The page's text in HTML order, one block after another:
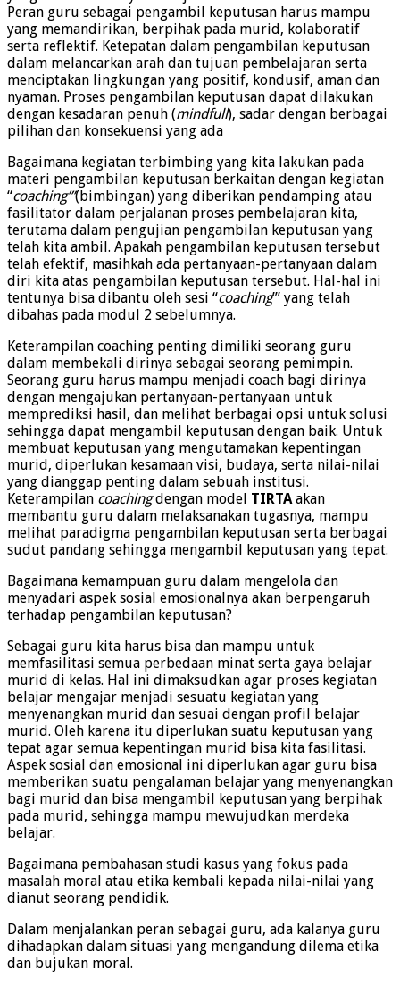
Peran guru sebagai pengambil keputusan harus mampu
yang memandirikan, berpihak pada murid, kolaboratif
serta reflektif. Ketepatan dalam pengambilan keputusan
dalam melancarkan arah dan tujuan pembelajaran serta
menciptakan lingkungan yang positif, kondusif, aman dan
nyaman. Proses pengambilan keputusan dapat dilakukan
dengan kesadaran penuh (mindfull), sadar dengan berbagai
pilihan dan konsekuensi yang ada
Bagaimana kegiatan terbimbing yang kita lakukan pada
materi pengambilan keputusan berkaitan dengan kegiatan
“coaching’”(bimbingan) yang diberikan pendamping atau
fasilitator dalam perjalanan proses pembelajaran kita,
terutama dalam pengujian pengambilan keputusan yang
telah kita ambil. Apakah pengambilan keputusan tersebut
telah efektif, masihkah ada pertanyaan-pertanyaan dalam
diri kita atas pengambilan keputusan tersebut. Hal-hal ini
tentunya bisa dibantu oleh sesi “coaching’” yang telah
dibahas pada modul 2 sebelumnya.
Keterampilan coaching penting dimiliki seorang guru
dalam membekali dirinya sebagai seorang pemimpin.
Seorang guru harus mampu menjadi coach bagi dirinya
dengan mengajukan pertanyaan-pertanyaan untuk
memprediksi hasil, dan melihat berbagai opsi untuk solusi
sehingga dapat mengambil keputusan dengan baik. Untuk
membuat keputusan yang mengutamakan kepentingan
murid, diperlukan kesamaan visi, budaya, serta nilai-nilai
yang dianggap penting dalam sebuah institusi.
Keterampilan coachingdengan model TIRTAakan
membantu guru dalam melaksanakan tugasnya, mampu
melihat paradigma pengambilan keputusan serta berbagai
sudut pandang sehingga mengambil keputusan yang tepat.
Bagaimana kemampuan guru dalam mengelola dan
menyadari aspek sosial emosionalnya akan berpengaruh
terhadap pengambilan keputusan?
Sebagai guru kita harus bisa dan mampu untuk
memfasilitasi semua perbedaan minat serta gaya belajar
murid di kelas. Hal ini dimaksudkan agar proses kegiatan
belajar mengajar menjadi sesuatu kegiatan yang
menyenangkan murid dan sesuai dengan profil belajar
murid. Oleh karena itu diperlukan suatu keputusan yang
tepat agar semua kepentingan murid bisa kita fasilitasi.
Aspek sosial dan emosional ini diperlukan agar guru bisa
memberikan suatu pengalaman belajar yang menyenangkan
bagi murid dan bisa mengambil keputusan yang berpihak
pada murid, sehingga mampu mewujudkan merdeka
belajar.
Bagaimana pembahasan studi kasus yang fokus pada
masalah moral atau etika kembali kepada nilai-nilai yang
dianut seorang pendidik.
Dalam menjalankan peran sebagai guru, ada kalanya guru
dihadapkan dalam situasi yang mengandung dilema etika
dan bujukan moral.